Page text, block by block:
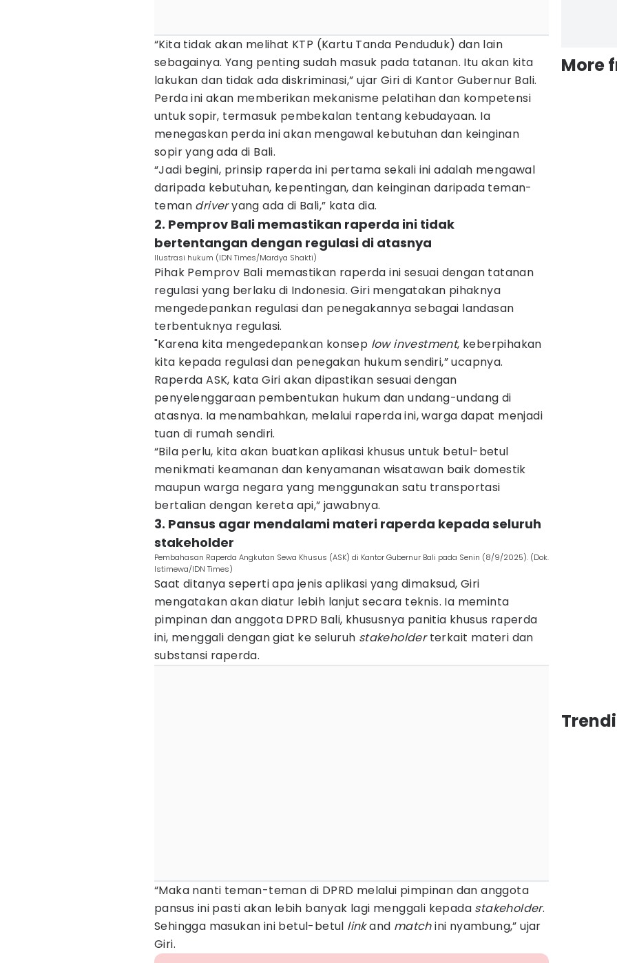
“Kita tidak akan melihat KTP (Kartu Tanda Penduduk) dan lain
sebagainya. Yang penting sudah masuk pada tatanan. Itu akan kita
lakukan dan tidak ada diskriminasi,” ujar Giri di Kantor Gubernur Bali.
Perda ini akan memberikan mekanisme pelatihan dan kompetensi
untuk sopir, termasuk pembekalan tentang kebudayaan. Ia
menegaskan perda ini akan mengawal kebutuhan dan keinginan
sopir yang ada di Bali.
“Jadi begini, prinsip raperda ini pertama sekali ini adalah mengawal
daripada kebutuhan, kepentingan, dan keinginan daripada teman-
teman driveryang ada di Bali,” kata dia.
2. Pemprov Bali memastikan raperda ini tidak
bertentangan dengan regulasi di atasnya
Ilustrasi hukum (IDN Times/Mardya Shakti)
Pihak Pemprov Bali memastikan raperda ini sesuai dengan tatanan
regulasi yang berlaku di Indonesia. Giri mengatakan pihaknya
mengedepankan regulasi dan penegakannya sebagai landasan
terbentuknya regulasi.
"Karena kita mengedepankan konsep low investment, keberpihakan
kita kepada regulasi dan penegakan hukum sendiri,” ucapnya.
Raperda ASK, kata Giri akan dipastikan sesuai dengan
penyelenggaraan pembentukan hukum dan undang-undang di
atasnya. Ia menambahkan, melalui raperda ini, warga dapat menjadi
tuan di rumah sendiri.
“Bila perlu, kita akan buatkan aplikasi khusus untuk betul-betul
menikmati keamanan dan kenyamanan wisatawan baik domestik
maupun warga negara yang menggunakan satu transportasi
bertalian dengan kereta api,” jawabnya.
3. Pansus agar mendalami materi raperda kepada seluruh
stakeholder
Pembahasan Raperda Angkutan Sewa Khusus (ASK) di Kantor Gubernur Bali pada Senin (8/9/2025). (Dok.
Istimewa/IDN Times)
Saat ditanya seperti apa jenis aplikasi yang dimaksud, Giri
mengatakan akan diatur lebih lanjut secara teknis. Ia meminta
pimpinan dan anggota DPRD Bali, khususnya panitia khusus raperda
ini, menggali dengan giat ke seluruh stakeholderterkait materi dan
substansi raperda.
“Maka nanti teman-teman di DPRD melalui pimpinan dan anggota
pansus ini pasti akan lebih banyak lagi menggali kepada stakeholder.
Sehingga masukan ini betul-betul linkand matchini nyambung,” ujar
Giri.
More